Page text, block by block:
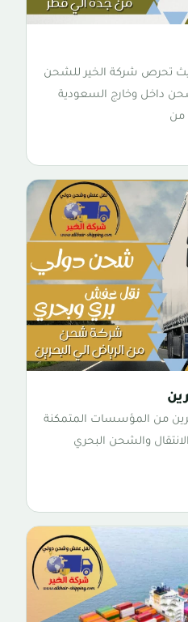
تحرص شركة الخير للشحن
داخل وخارج السعودية
من
من المؤسسات المتمكنة
والشحن البحري